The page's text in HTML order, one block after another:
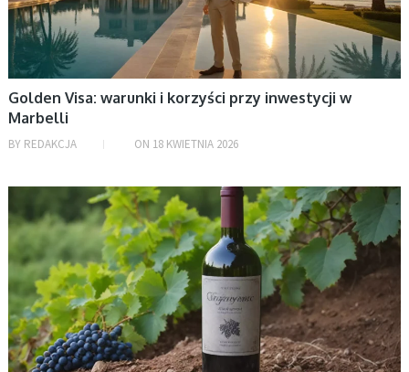
Golden Visa: warunki i korzyści przy inwestycji w
Marbelli
BY REDAKCJA ON 18 KWIETNIA 2026
BEZ KATEGORII